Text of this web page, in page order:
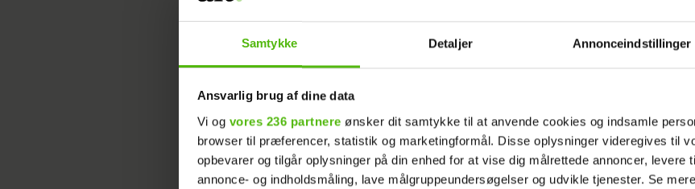
Samtykke Detaljer Annonceindstillinger
Ansvarlig brug af dine data
Vi og vores 236 partnere ønsker dit samtykke til at anvende cookies og indsamle
browser til præferencer, statistik og marketingformål. Disse oplysninger videregives til
opbevarer og tilgår oplysninger på din enhed for at vise dig målrettede annoncer, levere
annonce- og indholdsmåling, lave målgruppeundersøgelser og udvikle tjenester. Se
5 æg L
mørkt rørsukker
Fyld